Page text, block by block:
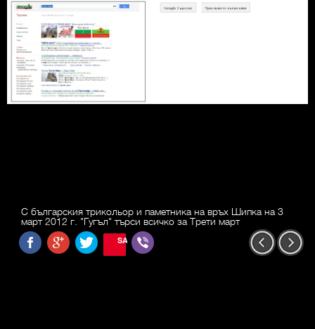
С българския трикольор и паметника на връх Шипка на 3
март 2012 г. "Гугъл" търси всичко за Трети март
SAVE